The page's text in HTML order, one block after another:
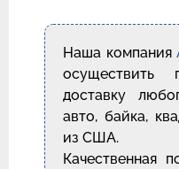
Наша компания
осуществить
доставку
авто, байка,
из США.
Качественная